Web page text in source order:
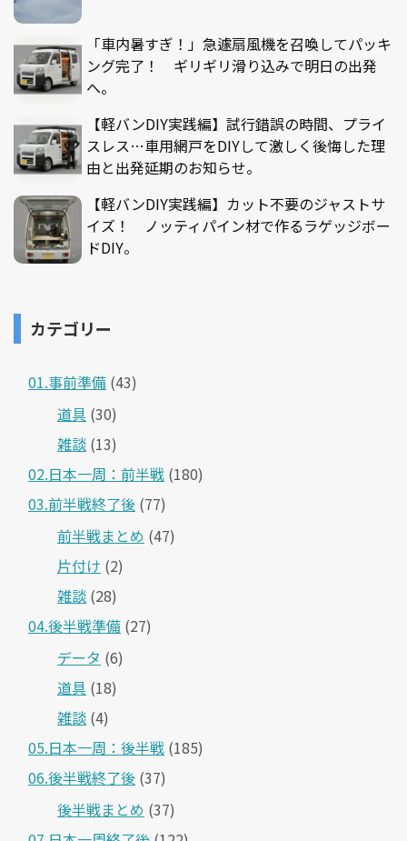
「車内暑すぎ！」急遽扇風機を召喚してパッキ
ング完了！ ギリギリ滑り込みで明日の出発
へ。
【軽バンDIY実践編】試行錯誤の時間、プライ
スレス…車用網戸をDIYして激しく後悔した理
由と出発延期のお知らせ。
【軽バンDIY実践編】カット不要のジャストサ
イズ！ ノッティパイン材で作るラゲッジボー
ドDIY。
カテゴリー
01.事前準備 (43)
道具 (30)
雑談 (13)
02.日本一周：前半戦 (180)
03.前半戦終了後 (77)
前半戦まとめ (47)
片付け (2)
雑談 (28)
04.後半戦準備 (27)
データ (6)
道具 (18)
雑談 (4)
05.日本一周：後半戦 (185)
06.後半戦終了後 (37)
後半戦まとめ (37)